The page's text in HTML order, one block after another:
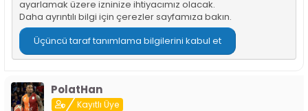
ayarlamak üzere izninize ihtiyacımız olacak.
Daha ayrıntılı bilgi için çerezler sayfamıza bakın.
Üçüncü taraf tanımlama bilgilerini kabul et
PolatHan
Kayıtlı Üye